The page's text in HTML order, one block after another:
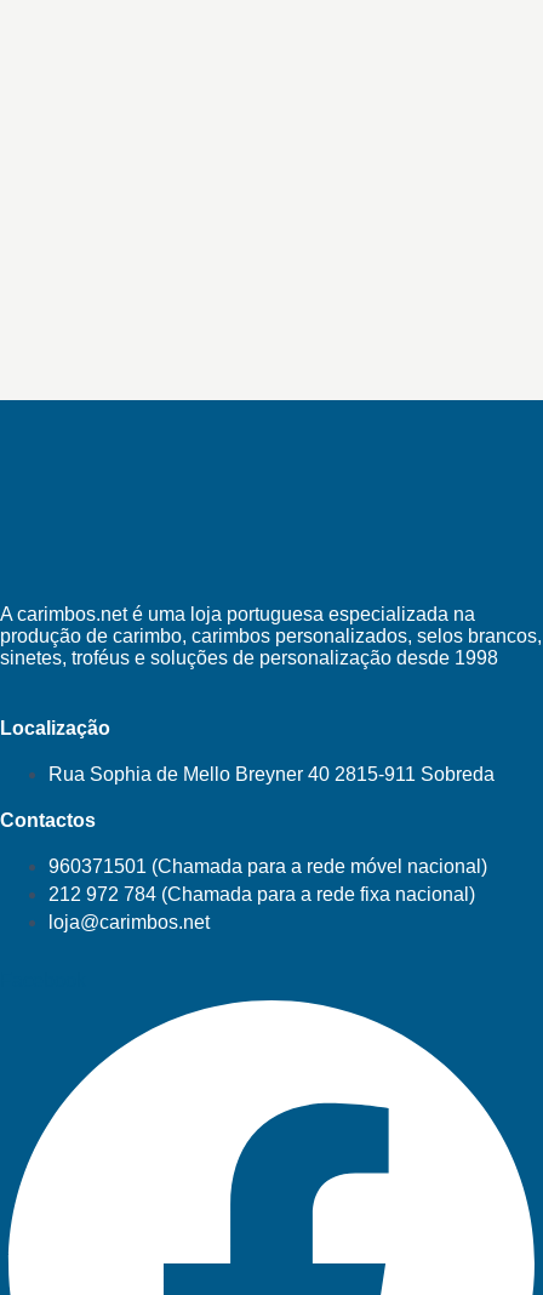
A carimbos.net é uma loja portuguesa especializada na
produção de carimbo, carimbos personalizados, selos brancos,
sinetes, troféus e soluções de personalização desde 1998
Localização
Rua Sophia de Mello Breyner 40 2815-911 Sobreda
Contactos
960371501 (Chamada para a rede móvel nacional)
212 972 784 (Chamada para a rede fixa nacional)
loja@carimbos.net